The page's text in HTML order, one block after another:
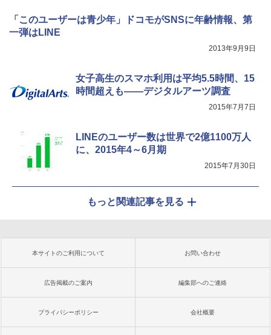
「このユーザーは青少年」ドコモがSNSに年齢情報、第
一弾はLINE
2013年9月9日
女子高生のスマホ利用は平均5.5時間、15
時間超えも――デジタルアーツ調査
2015年7月7日
LINEのユーザー数は世界で2億1100万人
に、2015年4～6月期
2015年7月30日
もっと関連記事を見る
本サイトのご利用について お問い合わせ
広告掲載のご案内 編集部へのご連絡
プライバシーポリシー 会社概要